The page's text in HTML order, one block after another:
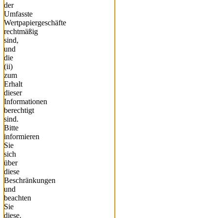
der
Umfasste
Wertpapiergeschäfte
rechtmäßig
sind,
und
die
(ii)
zum
Erhalt
dieser
Informationen
berechtigt
sind.
Bitte
informieren
Sie
sich
über
diese
Beschränkungen
und
beachten
Sie
diese.